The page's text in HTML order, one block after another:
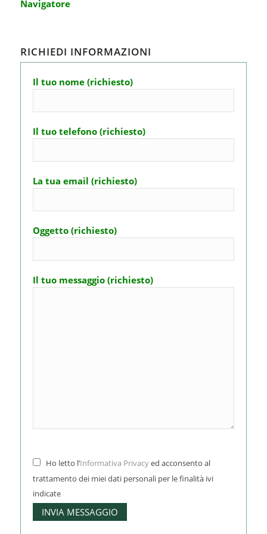
Navigatore
RICHIEDI INFORMAZIONI
Il tuo nome (richiesto)
Il tuo telefono (richiesto)
La tua email (richiesto)
Oggetto (richiesto)
Il tuo messaggio (richiesto)
Ho letto l’Informativa Privacyed acconsento al
trattamento dei miei dati personali per le finalità ivi
indicate